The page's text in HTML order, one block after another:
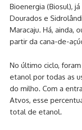
Bioenergia (Biosul),
Dourados e
Maracaju. Há, ainda,
partir da cana-de-
No último ciclo,
etanol por todas as
do milho. Com a
Atvos, esse
total de etanol.